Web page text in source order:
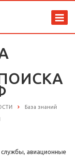
База знаний
авиационные